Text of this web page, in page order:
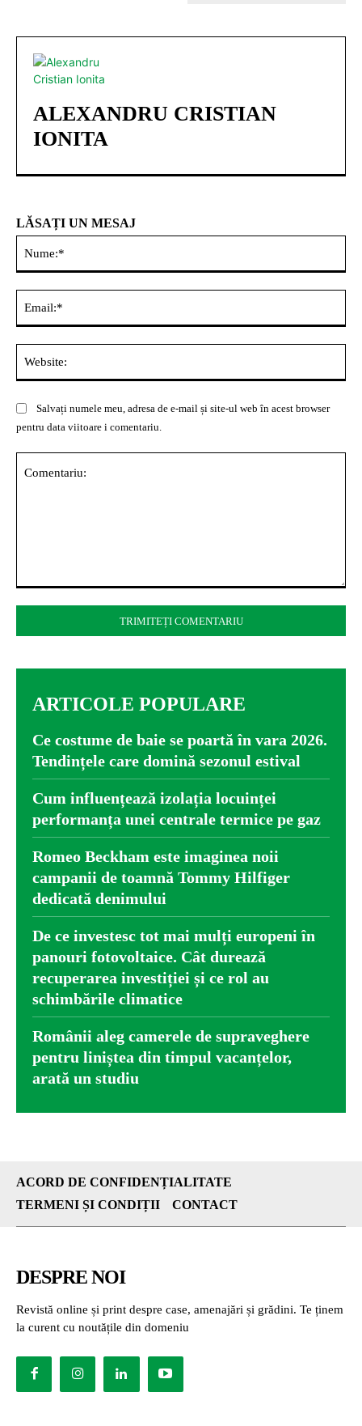
ALEXANDRU CRISTIAN
IONITA
LĂSAȚI UN MESAJ
Salvați numele meu, adresa de e-mail și site-ul web în acest browser
pentru data viitoare i comentariu.
ARTICOLE POPULARE
Ce costume de baie se poartă în vara 2026.
Tendințele care domină sezonul estival
Cum influențează izolația locuinței
performanța unei centrale termice pe gaz
Romeo Beckham este imaginea noii
campanii de toamnă Tommy Hilfiger
dedicată denimului
De ce investesc tot mai mulți europeni în
panouri fotovoltaice. Cât durează
recuperarea investiției și ce rol au
schimbările climatice
Românii aleg camerele de supraveghere
pentru liniștea din timpul vacanțelor,
arată un studiu
ACORD DE CONFIDENȚIALITATE
TERMENI ȘI CONDIȚII
CONTACT
DESPRE NOI
Revistă online și print despre case, amenajări și grădini. Te ținem
la curent cu noutățile din domeniu